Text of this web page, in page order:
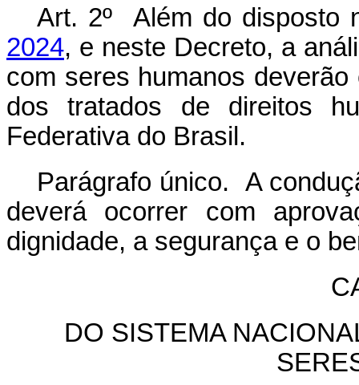
Art. 2º Além do disposto
2024, e neste Decreto, a
com seres humanos
dos tratados de direitos
Federativa do Brasil.
Parágrafo único. A
deverá ocorrer com
dignidade, a segurança e o
DO SISTEMA